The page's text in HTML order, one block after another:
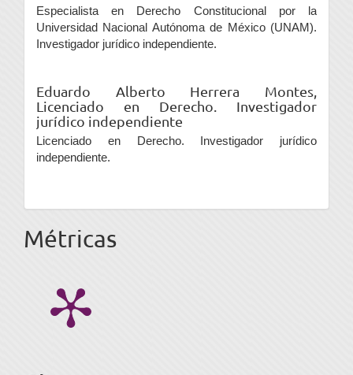
Especialista en Derecho Constitucional por la
Universidad Nacional Autónoma de México (UNAM).
Investigador jurídico independiente.
Eduardo Alberto Herrera Montes,
Licenciado en Derecho. Investigador
jurídico independiente
Licenciado en Derecho. Investigador jurídico
independiente.
Métricas